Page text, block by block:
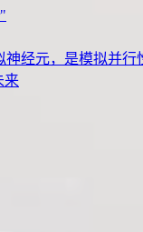
经元，是模拟并行
来